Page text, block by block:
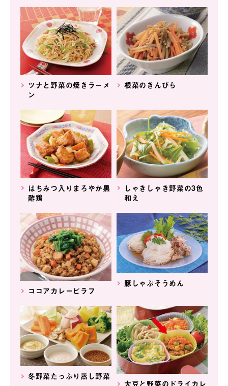
ツナと野菜の焼きラーメ
ン
根菜のきんぴら
はちみつ入りまろやか黒
酢鶏
しゃきしゃき野菜の3色
和え
ココアカレーピラフ
豚しゃぶそうめん
冬野菜たっぷり蒸し野菜
大豆と野菜のドライカレ